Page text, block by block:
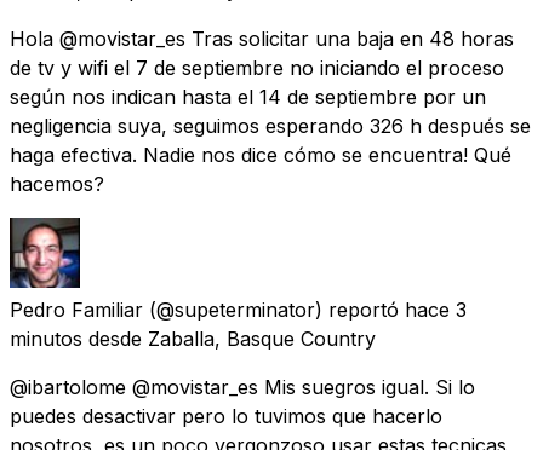
Hola @movistar_es Tras solicitar una baja en 48 horas
de tv y wifi el 7 de septiembre no iniciando el proceso
según nos indican hasta el 14 de septiembre por un
negligencia suya, seguimos esperando 326 h después se
haga efectiva. Nadie nos dice cómo se encuentra! Qué
hacemos?
Pedro Familiar (@supeterminator) reportó hace 3
minutos desde Zaballa, Basque Country
@ibartolome @movistar_es Mis suegros igual. Si lo
puedes desactivar pero lo tuvimos que hacerlo
nosotros, es un poco vergonzoso usar estas tecnicas